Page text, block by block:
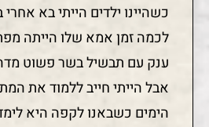
כשהיינו ילדים הייתי בא
לכמה זמן אמא שלו הייתה
ענק עם תבשיל בשר פשוט
אבל הייתי חייב ללמוד את
הימים כשבאנו לקפה היא